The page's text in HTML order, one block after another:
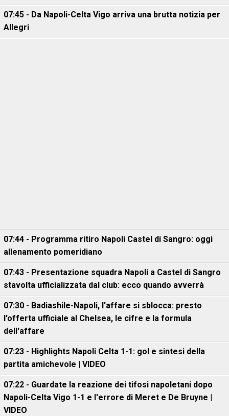
07:45 - Da Napoli-Celta Vigo arriva una brutta notizia per
Allegri
07:44 - Programma ritiro Napoli Castel di Sangro: oggi
allenamento pomeridiano
07:43 - Presentazione squadra Napoli a Castel di Sangro
stavolta ufficializzata dal club: ecco quando avverrà
07:30 - Badiashile-Napoli, l'affare si sblocca: presto
l'offerta ufficiale al Chelsea, le cifre e la formula
dell'affare
07:23 - Highlights Napoli Celta 1-1: gol e sintesi della
partita amichevole | VIDEO
07:22 - Guardate la reazione dei tifosi napoletani dopo
Napoli-Celta Vigo 1-1 e l'errore di Meret e De Bruyne |
VIDEO